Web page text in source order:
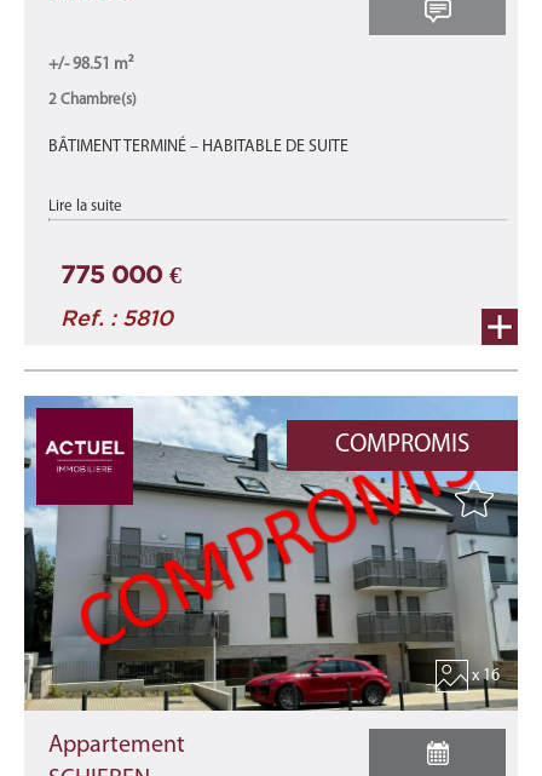
+/- 98.51 m²
2 Chambre(s)
BÂTIMENT TERMINÉ – HABITABLE DE SUITE
Appartement A3-C neuf d'une surface total de 98,51 m2 se
décomposant comme suit : avec une surface habitable de +/-
Lire la suite
775 000 €
Ref. : 5810
COMPROMIS
x 16
Appartement